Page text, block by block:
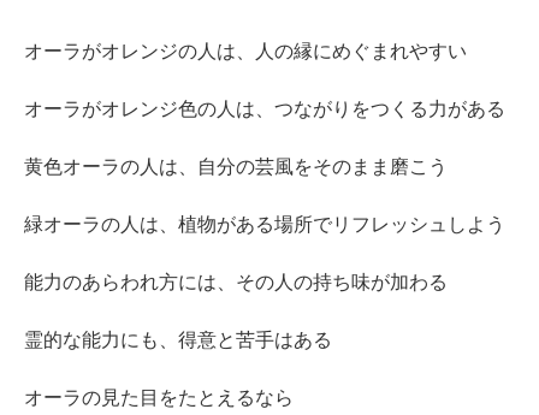
オーラがオレンジの人は、人の縁にめぐまれやすい
オーラがオレンジ色の人は、つながりをつくる力がある
黄色オーラの人は、自分の芸風をそのまま磨こう
緑オーラの人は、植物がある場所でリフレッシュしよう
能力のあらわれ方には、その人の持ち味が加わる
霊的な能力にも、得意と苦手はある
オーラの見た目をたとえるなら